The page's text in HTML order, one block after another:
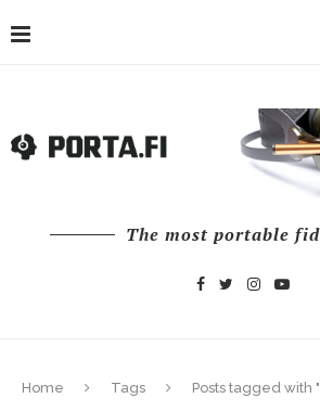
The most portable
Home Tags Posts tagged with